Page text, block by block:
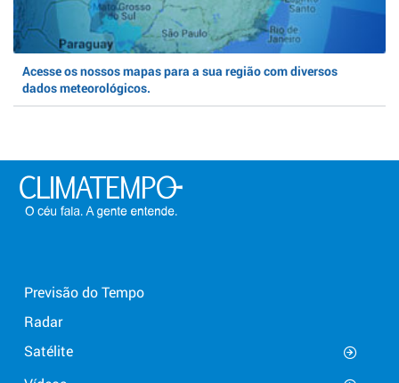
Acesse os nossos mapas para a sua região com diversos
dados meteorológicos.
Previsão do Tempo
Radar
Satélite